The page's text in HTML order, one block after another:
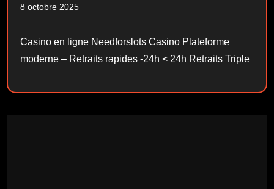
8 octobre 2025
Casino en ligne Needforslots Casino Plateforme
moderne – Retraits rapides -24h < 24h Retraits Triple